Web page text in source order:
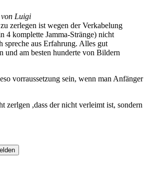
Luigi
zerlegen ist wegen der Verkabelung
4 komplette Jamma-Stränge) nicht
spreche aus Erfahrung. Alles gut
und am besten hunderte von Bildern
vorraussetzung sein, wenn man Anfänger
zerlgen ,dass der nicht verleimt ist, sondern